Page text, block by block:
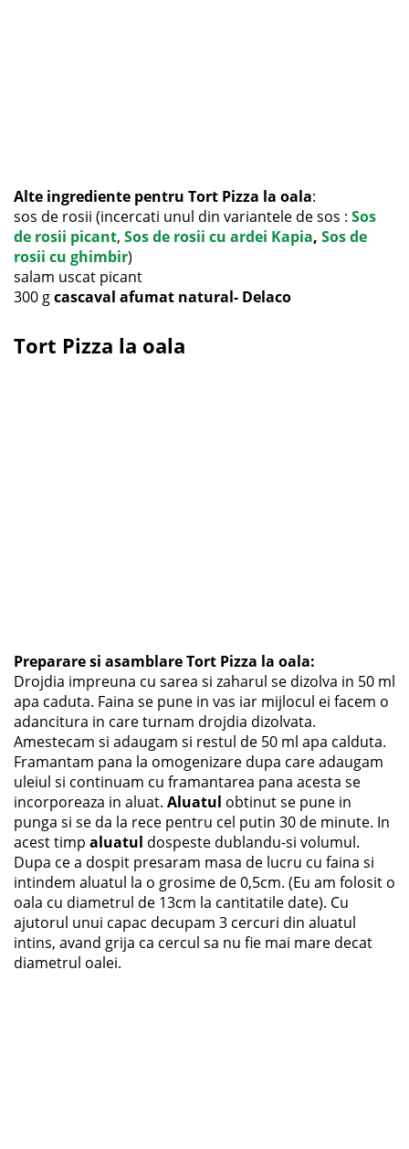
Alte ingrediente pentru Tort Pizza la oala:
sos de rosii (incercati unul din variantele de sos : Sos
de rosii picant, Sos de rosii cu ardei Kapia, Sos de
rosii cu ghimbir)
salam uscat picant
300 gcascaval afumat natural- Delaco
Tort Pizza la oala
Preparare si asamblare Tort Pizza la oala:
Drojdia impreuna cu sarea si zaharul se dizolva in 50 ml
apa caduta. Faina se pune in vas iar mijlocul ei facem o
adancitura in care turnam drojdia dizolvata.
Amestecam si adaugam si restul de 50 ml apa calduta.
Framantam pana la omogenizare dupa care adaugam
uleiul si continuam cu framantarea pana acesta se
incorporeaza in aluat. Aluatul obtinut se pune in
punga si se da la rece pentru cel putin 30 de minute. In
acest timp aluatul dospeste dublandu-si volumul.
Dupa ce a dospit presaram masa de lucru cu faina si
intindem aluatul la o grosime de 0,5cm. (Eu am folosit o
oala cu diametrul de 13cm la cantitatile date). Cu
ajutorul unui capac decupam 3 cercuri din aluatul
intins, avand grija ca cercul sa nu fie mai mare decat
diametrul oalei.